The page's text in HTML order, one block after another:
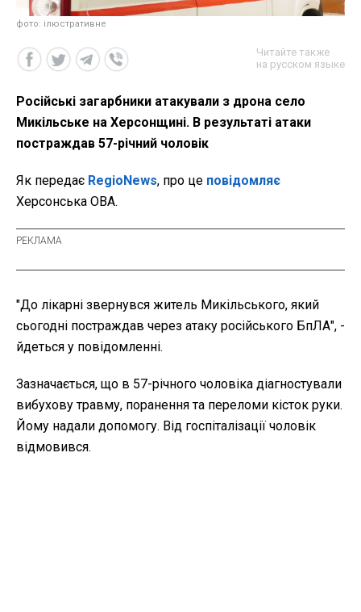
фото: ілюстративне
Читайте также
на русском языке
Російські загарбники атакували з дрона село
Микільське на Херсонщині. В результаті атаки
постраждав 57-річний чоловік
Як передає RegioNews, про це повідомляє
Херсонська ОВА.
"До лікарні звернувся житель Микільського, який
сьогодні постраждав через атаку російського БпЛА", -
йдеться у повідомленні.
Зазначається, що в 57-річного чоловіка діагностували
вибухову травму, поранення та переломи кісток руки.
Йому надали допомогу. Від госпіталізації чоловік
відмовився.